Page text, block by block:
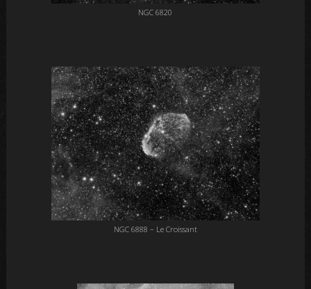
NGC 6820
NGC 6888 – Le Croissant